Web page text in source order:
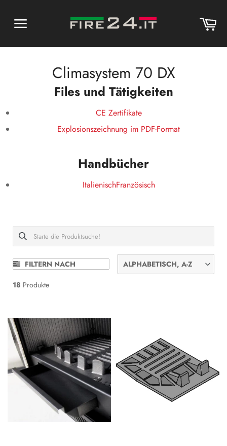
Inhalt
Climasystem 70 DX
Files und Tätigkeiten
CE Zertifikate
Explosionszeichnung im PDF-Format
Handbücher
ItalienischFranzösisch
FILTERN NACH
18 Produkte
ALPHABETISCH, A-Z